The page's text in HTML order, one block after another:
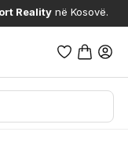
Reality në Kosovë.